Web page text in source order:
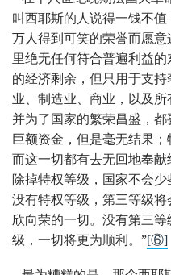
叫西耶斯的人说得一钱不
万人得到可笑的荣誉而愿
里绝无任何符合普遍利益
的经济剩余，但只用于支
业、制造业、商业，以及所
并为了国家的繁荣昌盛，
巨额资金，但是毫无结果；
而这一切都有去无回地奉
除掉特权等级，国家不会
没有特权等级，第三等级
欣向荣的一切。没有第三
级，一切将更为顺利。”[⑥]